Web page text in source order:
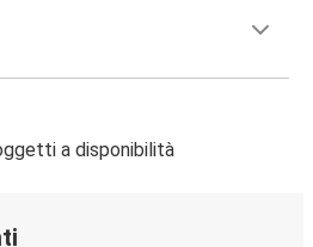
a disponibilità